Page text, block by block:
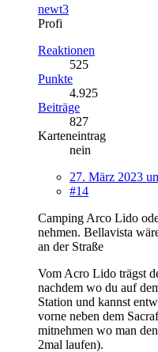
newt3
Profi
Reaktionen
525
Punkte
4.925
Beiträge
827
Karteneintrag
nein
27. März 2023
#14
Camping Arco Lido
nehmen. Bellavista
an der Straße
Vom Acro Lido trägst
nachdem wo du auf
Station und kannst
vorne neben dem
mitnehmen wo man
2mal laufen).